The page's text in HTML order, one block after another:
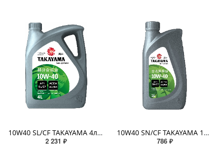
10W40 SL/CF TAKAYAMA 4л п/синтетическое пластик
2 231 ₽
10W40 SN/CF TAKAYAMA 1л п/синтетическое пластик
786 ₽